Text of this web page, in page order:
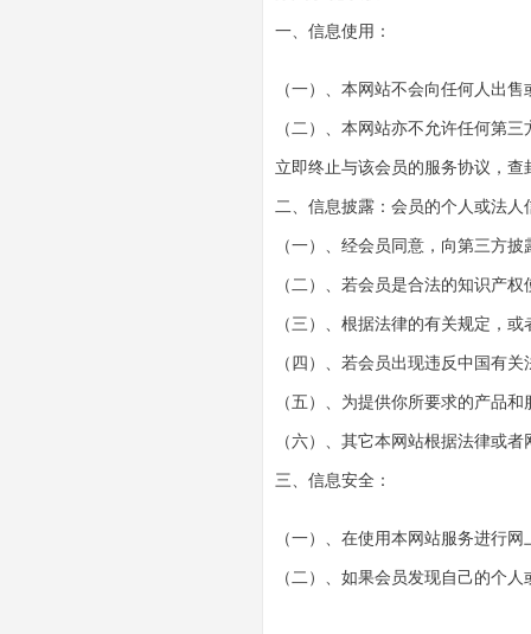
一、信息使用：
（一）、本网站不会向任何人出
（二）、本网站亦不允许任何第
立即终止与该会员的服务协议，查
二、信息披露：会员的个人或法
（一）、经会员同意，向第三方披
（二）、若会员是合法的知识产
（三）、根据法律的有关规定，
（四）、若会员出现违反中国有
（五）、为提供你所要求的产品
（六）、其它本网站根据法律或
三、信息安全：
（一）、在使用本网站服务进行
（二）、如果会员发现自己的个